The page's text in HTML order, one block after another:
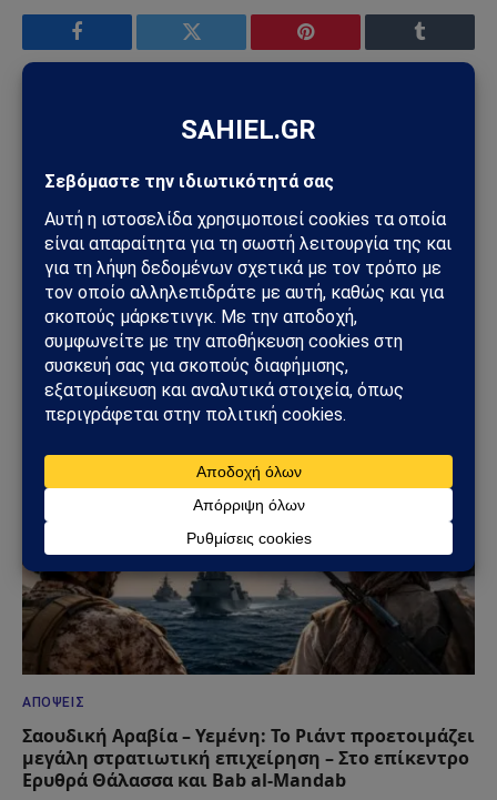
Facebook Twitter Pinterest Tumblr
(Twitter)
Το Sahiel.gr είναι ανεξάρτητη ψηφιακή πύλη ενημέρωσης
και ανάλυσης με έμφαση στη γεωπολιτική, τη διεθνή
ασφάλεια, τα εθνικά ζητήματα και τις διεθνείς εξελίξεις
που επηρεάζουν την Ελλάδα και τον ευρύτερο ελληνισμό.
ΔΕΙΤΕ ΕΠΙΣΗΣ →
ΑΠΌΨΕΙΣ
Σαουδική Αραβία – Υεμένη: Το Ριάντ προετοιμάζει
μεγάλη στρατιωτική επιχείρηση – Στο επίκεντρο
Ερυθρά Θάλασσα και Bab al-Mandab